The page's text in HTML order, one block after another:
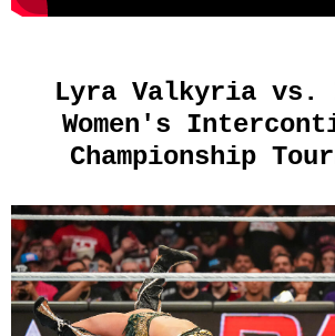
Lyra Valkyria vs.
Women's
Championship